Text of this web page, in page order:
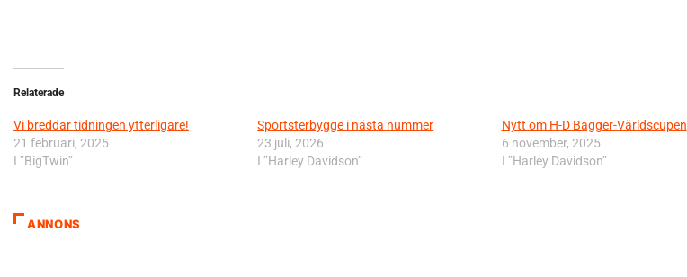
Relaterade
Vi breddar tidningen ytterligare!
21 februari, 2025
I ”BigTwin”
Sportsterbygge i nästa nummer
23 juli, 2026
I ”Harley Davidson”
Nytt om H-D Bagger-Världscupen
6 november, 2025
I ”Harley Davidson”
ANNONS